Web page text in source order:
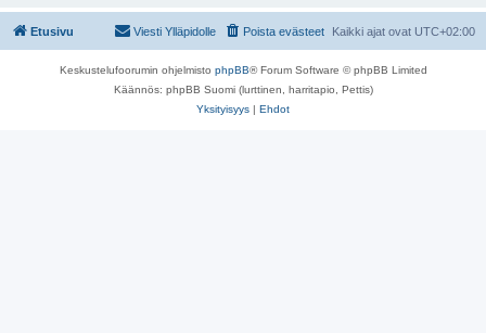
Etusivu Kaikki ajat ovat UTC+02:00
Poista evästeet
Viesti Ylläpidolle
Keskustelufoorumin ohjelmisto phpBB® Forum Software © phpBB Limited
Käännös: phpBB Suomi (lurttinen, harritapio, Pettis)
Yksityisyys | Ehdot